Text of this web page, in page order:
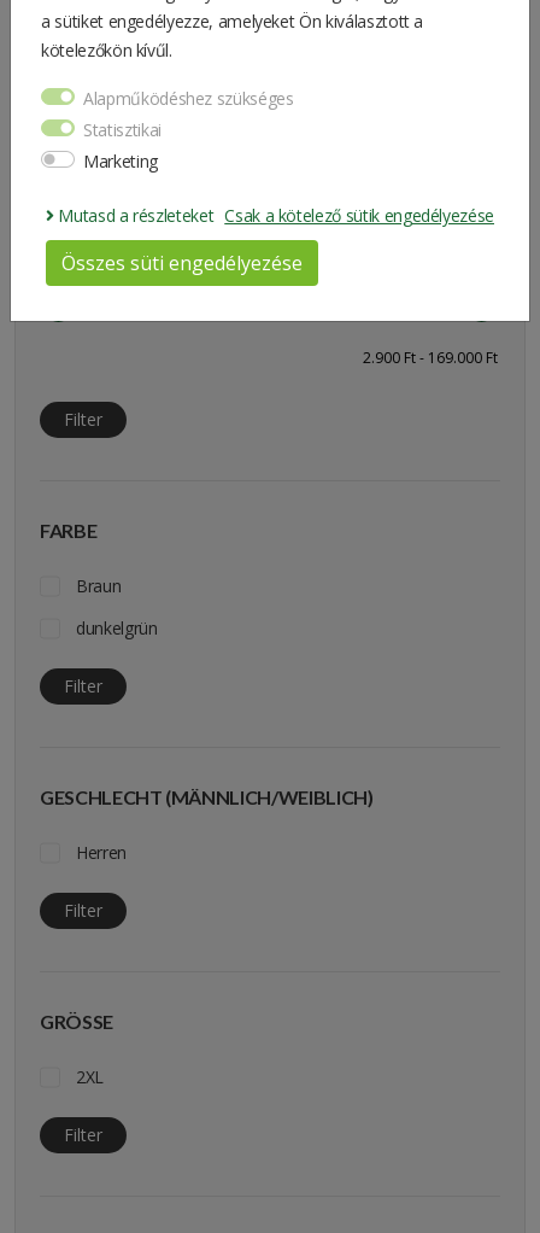
PREISFILTER
Filter
FARBE
Braun
dunkelgrün
Filter
GESCHLECHT (MÄNNLICH/WEIBLICH)
Herren
Filter
GRÖSSE
2XL
Filter
168.910 Ft
a sütiket engedélyezze, amelyeket Ön kiválasztott a
kötelezőkön kívűl.
Alapműködéshez szükséges
Statisztikai
Marketing
Mutasd a részleteket Csak a kötelező sütik engedélyezése
Összes süti engedélyezése